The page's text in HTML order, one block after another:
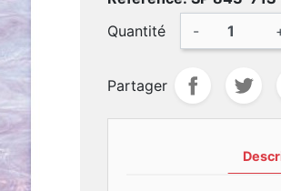
Quantité
-
Partager